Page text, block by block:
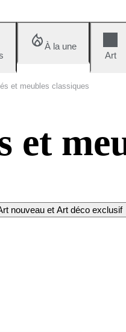
À la une
Art
et meubles classiques
nouveau et Art déco exclusif